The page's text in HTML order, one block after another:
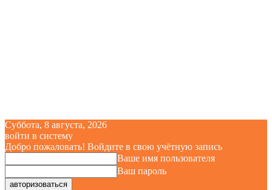
Суббота, 8 августа, 2026
войти в систему
Добро пожаловать! Войдите в свою учётную запись
Ваше имя пользователя
Ваш пароль